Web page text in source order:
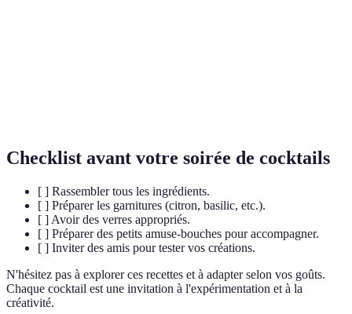
Checklist avant votre soirée de cocktails
[ ] Rassembler tous les ingrédients.
[ ] Préparer les garnitures (citron, basilic, etc.).
[ ] Avoir des verres appropriés.
[ ] Préparer des petits amuse-bouches pour accompagner.
[ ] Inviter des amis pour tester vos créations.
N'hésitez pas à explorer ces recettes et à adapter selon vos goûts.
Chaque cocktail est une invitation à l'expérimentation et à la
créativité.